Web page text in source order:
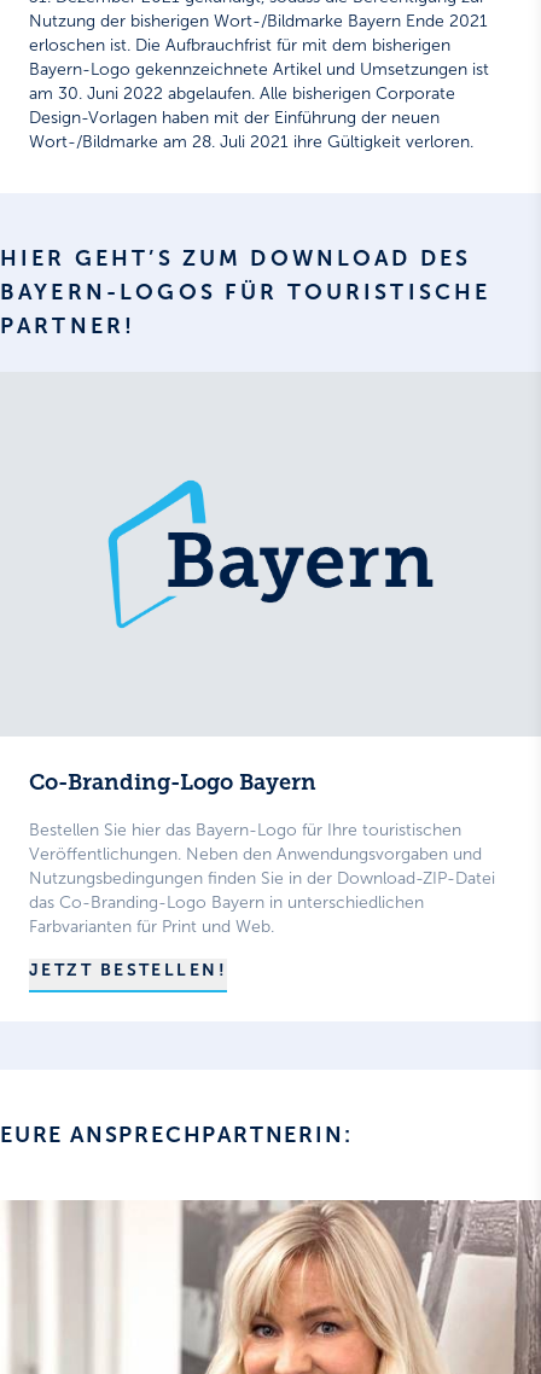
Nutzung der bisherigen Wort-/Bildmarke Bayern Ende 2021
erloschen ist. Die Aufbrauchfrist für mit dem bisherigen
Bayern-Logo gekennzeichnete Artikel und Umsetzungen ist
am 30. Juni 2022 abgelaufen. Alle bisherigen Corporate
Design-Vorlagen haben mit der Einführung der neuen
Wort-/Bildmarke am 28. Juli 2021 ihre Gültigkeit verloren.
HIER GEHT’S ZUM DOWNLOAD DES
BAYERN-LOGOS FÜR TOURISTISCHE
PARTNER!
Co-Branding-Logo Bayern
Bestellen Sie hier das Bayern-Logo für Ihre touristischen
Veröffentlichungen. Neben den Anwendungsvorgaben und
Nutzungsbedingungen finden Sie in der Download-ZIP-Datei
das Co-Branding-Logo Bayern in unterschiedlichen
Farbvarianten für Print und Web.
JETZT BESTELLEN!
EURE ANSPRECHPARTNERIN: